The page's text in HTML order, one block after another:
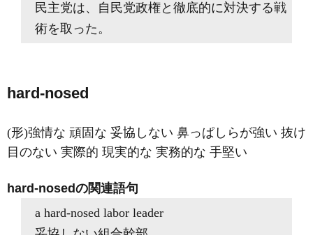
民主党は、自民党政権と徹底的に対決する戦
術を取った。
hard-nosed
(形)強情な 頑固な 妥協しない 鼻っぱしらが強い 抜け
目のない 実際的 現実的な 実務的な 手堅い
hard-nosedの関連語句
a hard-nosed labor leader